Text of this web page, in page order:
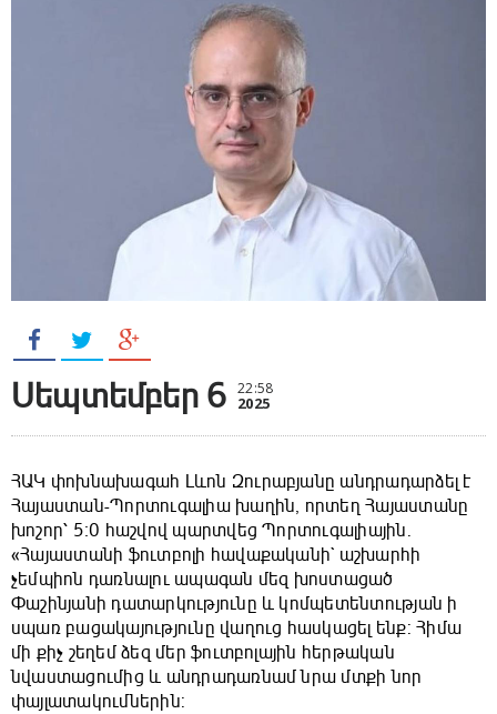
Սեպտեմբեր 6 22:58
2025
ՀԱԿ փոխնախագահ Լևոն Զուրաբյանը անդրադարձել է
Հայաստան-Պորտուգալիա խաղին, որտեղ Հայաստանը
խոշոր՝ 5։0 հաշվով պարտվեց Պորտուգալիային․
«Հայաստանի ֆուտբոլի հավաքականի` աշխարհի
չեմպիոն դառնալու ապագան մեզ խոստացած
Փաշինյանի դատարկությունը և կոմպետենտության ի
սպառ բացակայությունը վաղուց հասկացել ենք: Հիմա
մի քիչ շեղեմ ձեզ մեր ֆուտբոլային հերթական
նվաստացումից և անդրադառնամ նրա մտքի նոր
փայլատակումներին: